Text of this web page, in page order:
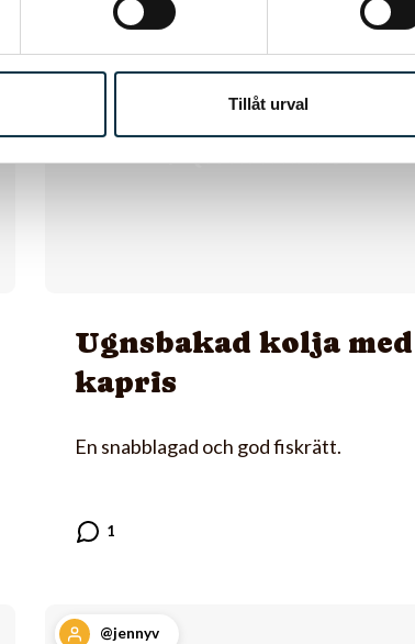
Tillåt urval
@jennyv
Ugnsbakad kolja med
kapris
En snabblagad och god fiskrätt.
@jennyv